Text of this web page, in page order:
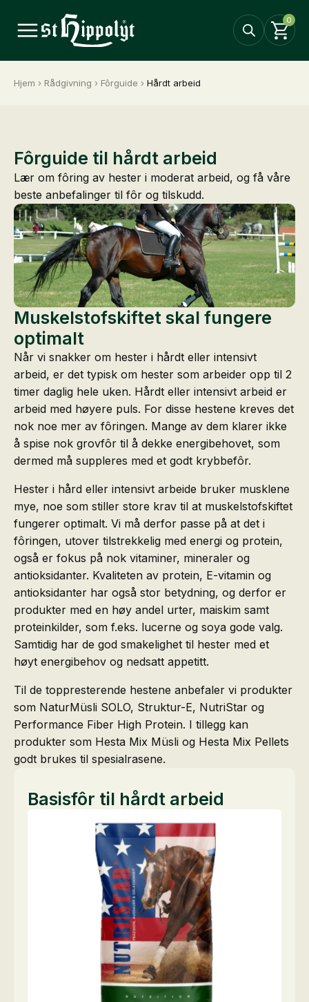
0
Hjem › Rådgivning › Fôrguide › Hårdt arbeid
Fôrguide til hårdt arbeid
Lær om fôring av hester i moderat arbeid, og få våre
beste anbefalinger til fôr og tilskudd.
Muskelstofskiftet skal fungere
optimalt
Når vi snakker om hester i hårdt eller intensivt
arbeid, er det typisk om hester som arbeider opp til 2
timer daglig hele uken. Hårdt eller intensivt arbeid er
arbeid med høyere puls. For disse hestene kreves det
nok noe mer av fôringen. Mange av dem klarer ikke
å spise nok grovfôr til å dekke energibehovet, som
dermed må suppleres med et godt krybbefôr.
Hester i hård eller intensivt arbeide bruker musklene
mye, noe som stiller store krav til at muskelstofskiftet
fungerer optimalt. Vi må derfor passe på at det i
fôringen, utover tilstrekkelig med energi og protein,
også er fokus på nok vitaminer, mineraler og
antioksidanter. Kvaliteten av protein, E-vitamin og
antioksidanter har også stor betydning, og derfor er
produkter med en høy andel urter, maiskim samt
proteinkilder, som f.eks. lucerne og soya gode valg.
Samtidig har de god smakelighet til hester med et
høyt energibehov og nedsatt appetitt.
Til de toppresterende hestene anbefaler vi produkter
som NaturMüsli SOLO, Struktur-E, NutriStar og
Performance Fiber High Protein. I tillegg kan
produkter som Hesta Mix Müsli og Hesta Mix Pellets
godt brukes til spesialrasene.
Basisfôr til hårdt arbeid